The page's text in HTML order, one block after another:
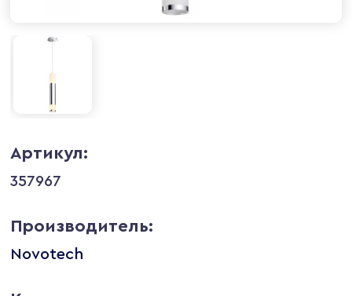
Артикул:
357967
Производитель:
Novotech